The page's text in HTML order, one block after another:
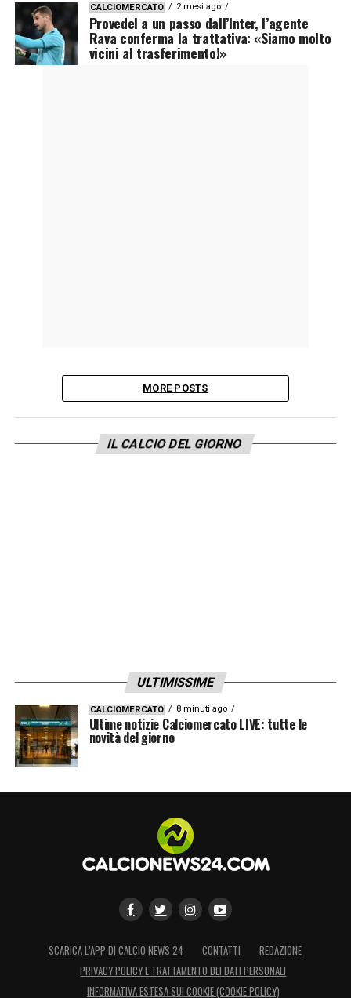
CALCIOMERCATO 2 mesi ago
Provedel a un passo dall’Inter, l’agente
Rava conferma la trattativa: «Siamo molto
vicini al trasferimento!»
MORE POSTS
IL CALCIO DEL GIORNO
ULTIMISSIME
CALCIOMERCATO 8 minuti ago
Ultime notizie Calciomercato LIVE: tutte le
novità del giorno
SCARICA L’APP DI CALCIO NEWS 24 CONTATTI
REDAZIONE
PRIVACY POLICY E TRATTAMENTO DEI DATI PERSONALI
INFORMATIVA ESTESA SUI COOKIE (COOKIE POLICY)